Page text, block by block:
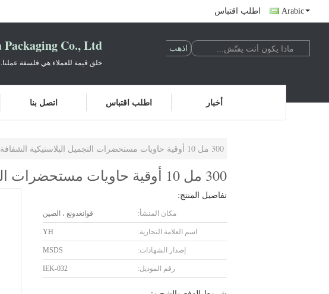
اطلب اقتباس Arabic
Co., Ltd.
خلق قيمة للعملاء هي فلسفة عملنا.
اتصل بنا اطلب اقتباس أخبار
300 مل 10 أوقية حاويات مستحضرات التجميل البلاستيكية الشفافة حسب الطلب الحجم واللون
300 مل 10 أوقية حاويات مستحضرات التجميل البلاستيكية الشفافة حسب الطلب الحجم واللون
تفاصيل المنتج:
مكان المنشأ: قوانغدونغ ، الصين
اسم العلامة التجارية: YH
إصدار الشهادات: MSDS
رقم الموديل: IEK-032